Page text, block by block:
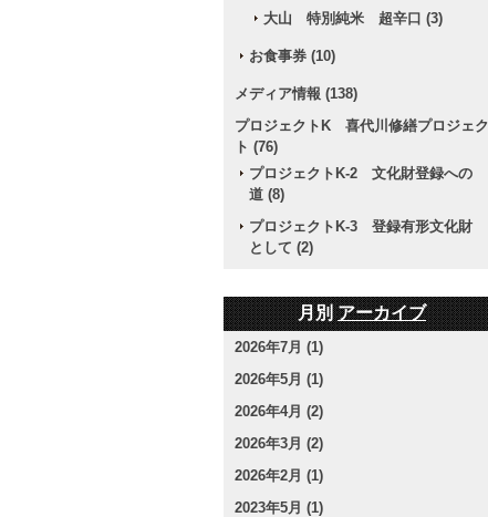
大山 特別純米 超辛口 (3)
お食事券 (10)
メディア情報 (138)
プロジェクトK 喜代川修繕プロジェク
ト (76)
プロジェクトK-2 文化財登録への
道 (8)
プロジェクトK-3 登録有形文化財
として (2)
月別アーカイブ
2026年7月 (1)
2026年5月 (1)
2026年4月 (2)
2026年3月 (2)
2026年2月 (1)
2023年5月 (1)